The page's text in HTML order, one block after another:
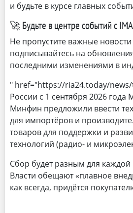
и будьте в курсе главных
🚀 Будьте в центре событий с
Не пропустите важные
подписывайтесь на
последними изменениями в
" href="https://ria24.today/
России с 1 сентября 2026
Минфин предложили ввести
для импортёров и
товаров для поддержки и
технологий (радио- и
Сбор будет разным для каждой
Власти обещают «плавное
как всегда, придётся